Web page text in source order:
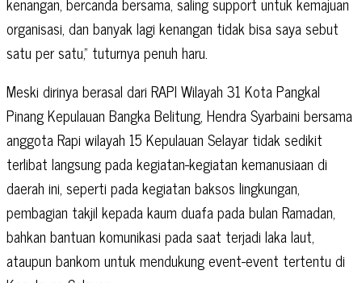
organisasi, dan banyak lagi kenangan tidak bisa saya sebut
satu per satu,” tuturnya penuh haru.
Meski dirinya berasal dari RAPI Wilayah 31 Kota Pangkal
Pinang Kepulauan Bangka Belitung, Hendra Syarbaini bersama
anggota Rapi wilayah 15 Kepulauan Selayar tidak sedikit
terlibat langsung pada kegiatan-kegiatan kemanusiaan di
daerah ini, seperti pada kegiatan baksos lingkungan,
pembagian takjil kepada kaum duafa pada bulan Ramadan,
bahkan bantuan komunikasi pada saat terjadi laka laut,
ataupun bankom untuk mendukung event-event tertentu di